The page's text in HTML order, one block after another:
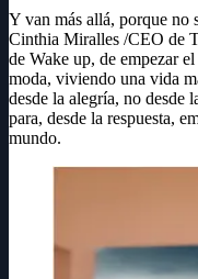
Y van más allá, porque no
Cinthia Miralles /CEO de
de Wake up, de empezar
moda, viviendo una vida
desde la alegría, no desde
para, desde la respuesta,
mundo.